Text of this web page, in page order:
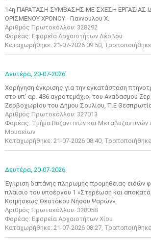
14η ΠΑΡΑΤΑΣΗ ΣΥΜΒΑΣΗΣ ΜΕ ΣΧΕΣΗ ΕΡΓΑΣΙΑΣ
ΟΡΙΣΜΕΝΟΥ ΧΡΟΝΟΥ - Γιαννούλου Χ.
Αριθμός Πρωτοκόλλου: 328292
Φορέας: Εφορεία Αρχαιοτήτων Λέσβου
Καταχωρήθηκε: 21-07-2026 09:50,
Δευτέρα, 20-07-2026
Χορήγηση έγκρισης για την εγκατάσταση
στο υπ’ αρ. 486 αγροτεμάχιο, του Αναδασμού
Ζερβοχωρίου του Δήμου Σουλίου, Π.Ε
Αριθμός Πρωτοκόλλου: 327013
Φορέας: Τμήμα Βυζαντινών και Μεταβυζαντινών
Μουσείων
Καταχωρήθηκε: 21-07-2026 08:40,
Δευτέρα, 20-07-2026
Έγκριση δαπάνης πληρωμής προμήθειας ειδών
πλαίσιο του υποέργου 1 «Στερέωση και
Κοιμήσεως Θεοτόκου Νήσου Ψαρών».
Αριθμός Πρωτοκόλλου: 328058
Φορέας: Εφορεία Αρχαιοτήτων Χίου
Καταχωρήθηκε: 21-07-2026 08:27,